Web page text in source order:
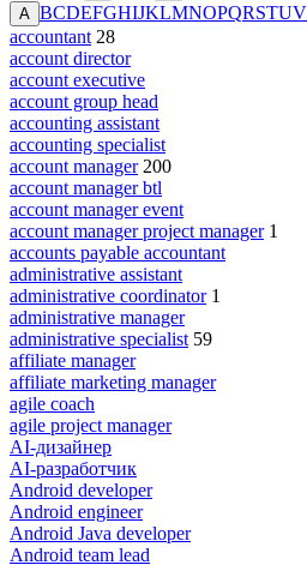
A BCDEFGHIJKLMNOPQRSTUV
accountant 28
account director
account executive
account group head
accounting assistant
accounting specialist
account manager 200
account manager btl
account manager event
account manager project manager 1
accounts payable accountant
administrative assistant
administrative coordinator 1
administrative manager
administrative specialist 59
affiliate manager
affiliate marketing manager
agile coach
agile project manager
AI-дизайнер
AI-разработчик
Android developer
Android engineer
Android Java developer
Android team lead